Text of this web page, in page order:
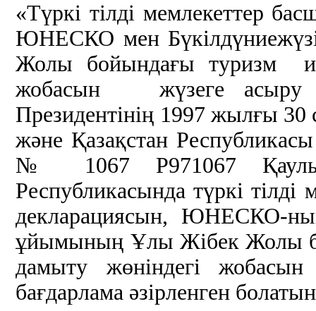
«Түркі тілді мемлекеттер
ЮНЕСКО мен
Жолы бойындағы туризм
жобасын жүзеге асыру
Президентінің 1997 жылғы 30
және Қазақстан
№ 1067 Р971067
Республикасында түркі
декларациясын, ЮНЕСКО-ның
ұйымының Ұлы Жібек Жолы
дамыту жөніндегі
бағдарлама әзірленген